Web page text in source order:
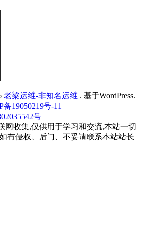
老梁运维-非知名运维 . 基于WordPress.
备19050219号-11
号
网收集,仅供用于学习和交流,本站一切
有侵权、后门、不妥请联系本站站长